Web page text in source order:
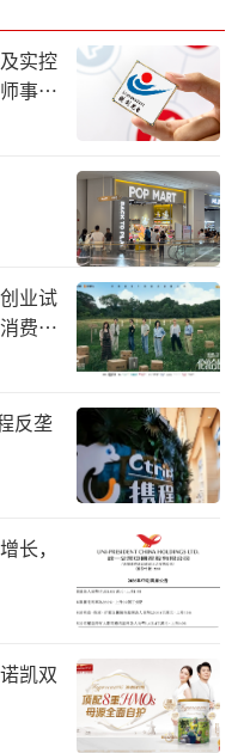
的一哄而上，岂不
释。
需要吗？这份所谓
？
产力，也没有影响
近利的心理，针对
正如参哥自己的slo
暴好用”。
厚黑学”“伪成功
实控
事务
业试
费反
反垄
长，
凯双